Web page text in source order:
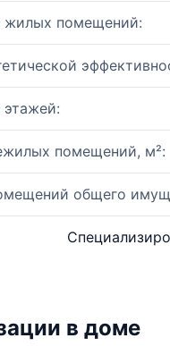
жилых помещений:
этажей:
помещений, м²:
общего
в доме